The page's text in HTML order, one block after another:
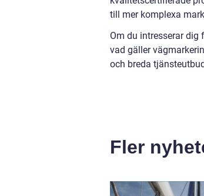
till mer komplexa
Om du intresserar
vad gäller
och breda
Fler